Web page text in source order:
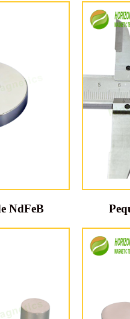
NdFeB